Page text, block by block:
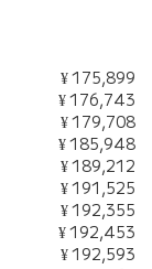
¥ 175,899
¥ 176,743
¥ 179,708
¥ 185,948
¥ 189,212
¥ 191,525
¥ 192,355
¥ 192,453
¥ 192,593